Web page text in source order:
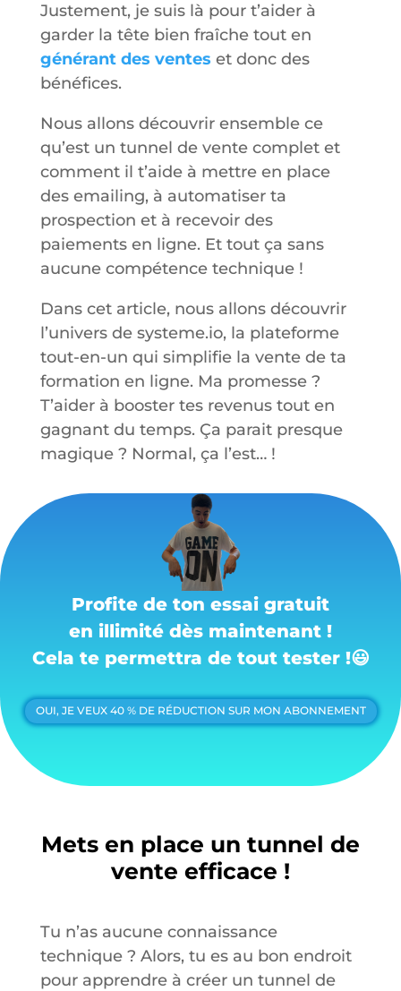
Justement, je suis là pour t’aider à
garder la tête bien fraîche tout en
générant des ventes et donc des
bénéfices.
Nous allons découvrir ensemble ce
qu’est un tunnel de vente complet et
comment il t’aide à mettre en place
des emailing, à automatiser ta
prospection et à recevoir des
paiements en ligne. Et tout ça sans
aucune compétence technique !
Dans cet article, nous allons découvrir
l’univers de systeme.io, la plateforme
tout-en-un qui simplifie la vente de ta
formation en ligne. Ma promesse ?
T’aider à booster tes revenus tout en
gagnant du temps. Ça parait presque
magique ? Normal, ça l’est… !
Profite de ton essai gratuit
en illimité dès maintenant !
Cela te permettra de tout tester !😃
OUI, JE VEUX 40 % DE RÉDUCTION SUR MON ABONNEMENT
Mets en place un tunnel de
vente efficace !
Tu n’as aucune connaissance
technique ? Alors, tu es au bon endroit
pour apprendre à créer un tunnel de